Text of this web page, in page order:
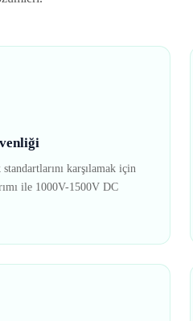
karşılamak için
ile 1000V-1500V DC